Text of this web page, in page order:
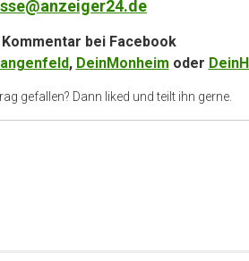
Kommentar bei Facebook
, DeinMonheim oder
gefallen? Dann liked und teilt ihn gerne.